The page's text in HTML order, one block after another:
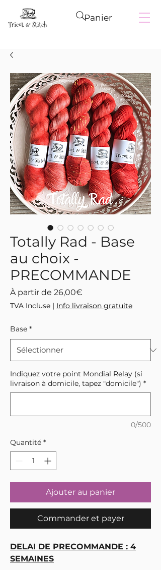
Panier
Totally Rad - Base
au choix -
PRECOMMANDE
À partir de 26,00€
promotionnel
TVA Incluse | Info livraison gratuite
Base *
Indiquez votre point Mondial Relay (si
livraison à domicile, tapez "domicile") *
0/500
Quantité *
Ajouter au panier
Commander et payer
DELAI DE PRECOMMANDE : 4
SEMAINES